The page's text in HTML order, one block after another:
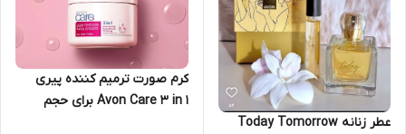
عطر زنانه Today Tomorrow
کرم صورت ترمیم کننده پیری
Avon Care 3 in 1 برای حجم